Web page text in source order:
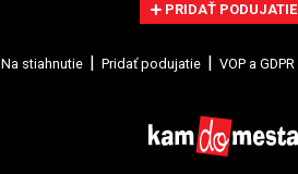
PRIDAŤ PODUJATIE
Na stiahnutie Pridať podujatie VOP a GDPR